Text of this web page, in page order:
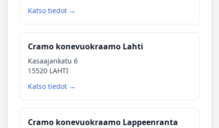
Katso tiedot →
Cramo konevuokraamo Lahti
Kasaajankatu 6
15520 LAHTI
Katso tiedot →
Cramo konevuokraamo Lappeenranta